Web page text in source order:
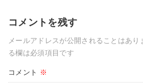
コメントを残す
メールアドレスが公開されることはあり
る欄は必須項目です
コメント ※